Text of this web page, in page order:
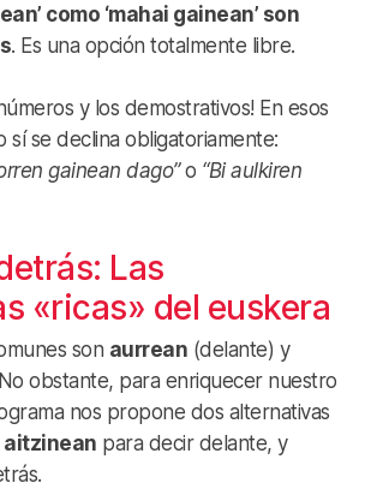
como ‘mahai gainean’ son
. Es una opción totalmente libre.
y los demostrativos! En esos
sí se declina obligatoriamente:
gainean dago”o “Bi aulkiren
Las
«ricas» del euskera
son aurrean (delante) y
obstante, para enriquecer nuestro
nos propone dos alternativas
aitzinean para decir delante, y